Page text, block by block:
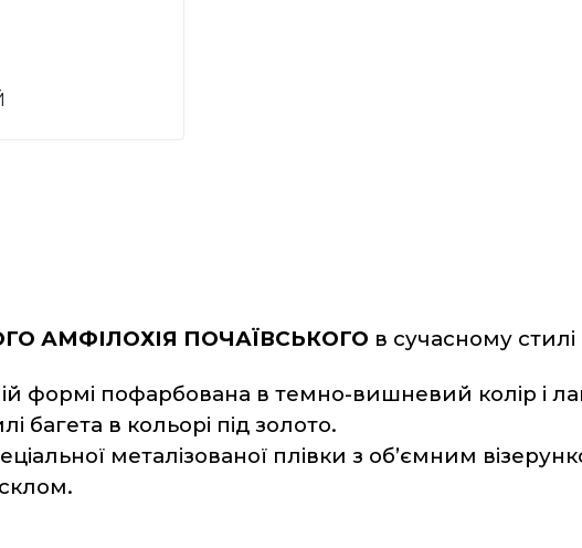
АМФІЛОХІЯ ПОЧАЇВСЬКОГО в сучасному
формі пофарбована в темно-вишневий колір і
багета в кольорі під золото.
металізованої плівки з об’ємним